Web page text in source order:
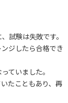
試験は失敗です。
ジしたら合格でき
ていました。
たこともあり、再